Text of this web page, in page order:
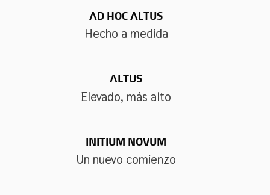
ΛD HOC ΛLTUS
Hecho a medida
ΛLTUS
Elevado, más alto
INITIUM NOVUM
Un nuevo comienzo